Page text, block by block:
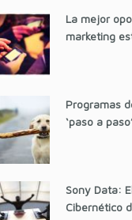
La mejor
marketing
Programas
‘paso a
Sony Data:
Cibernético